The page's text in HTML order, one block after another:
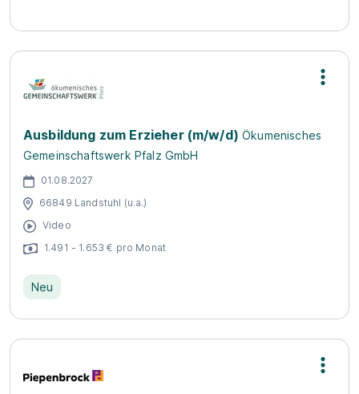
Ausbildung zum Erzieher (m/w/d) Ökumenisches
Gemeinschaftswerk Pfalz GmbH
01.08.2027
66849 Landstuhl (u.a.)
Video
1.491 - 1.653 € pro Monat
Neu